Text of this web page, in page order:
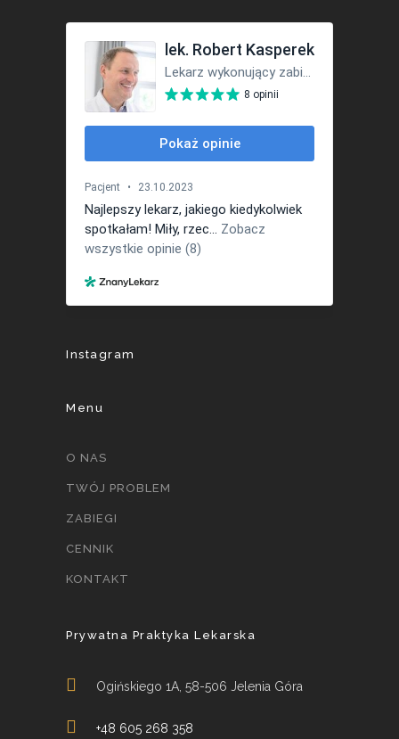
Instagram
Menu
O NAS
TWÓJ PROBLEM
ZABIEGI
CENNIK
KONTAKT
Prywatna Praktyka Lekarska
Ogińskiego 1A, 58-506 Jelenia Góra
+48 605 268 358